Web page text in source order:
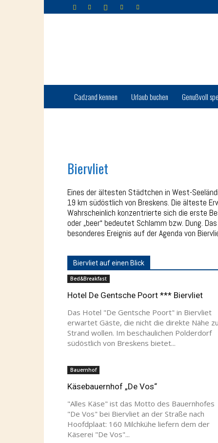
Cadzand kennen Urlaub buchen Genußvoll
Biervliet
Eines der ältesten Städtchen in West-
19 km südöstlich von Breskens. Die älteste
Wahrscheinlich konzentrierte sich die erste
oder „beer“ bedeutet Schlamm bzw. Dung.
besonderes Ereignis auf der Agenda von
Biervliet auf einen Blick
Bed&Breakfast
Hotel De Gentsche Poort *** Biervliet
Das Hotel "De Gentsche Poort" in Biervliet
erwartet Gäste, die nicht die direkte Nähe
Strand wollen. Im beschaulichen Polderdorf
südöstlich von Breskens bietet...
Bauernhof
Käsebauernhof „De Vos“
"Alles Käse" ist das Motto des Bauernhofes
"De Vos" bei Biervliet an der Straße nach
Hoofdplaat: 160 Milchkühe liefern dem der
Käserei "De Vos"...